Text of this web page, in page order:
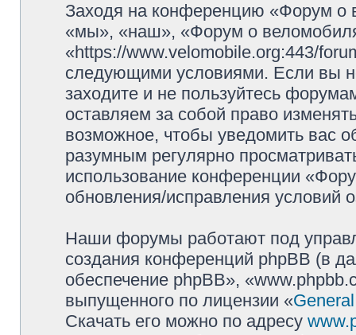
Заходя на конференцию «Форум о
«мы», «наш», «Форум о
«https://www.velomobile.org:443/
следующими условиями. Если вы
заходите и не пользуйтесь
оставляем за собой право
возможное, чтобы уведомить вас
разумным регулярно
использование конференции
обновления/исправления условий
Наши форумы работают под
создания конференций phpBB (в
обеспечение phpBB»,
выпущенного по лицензии «
Скачать его можно по адресу